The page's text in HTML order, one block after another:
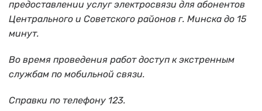
предоставлении услуг электросвязи для абонентов
Центрального и Советского районов г. Минска до 15
минут.
Во время проведения работ доступ к экстренным
службам по мобильной связи.
Справки по телефону 123.